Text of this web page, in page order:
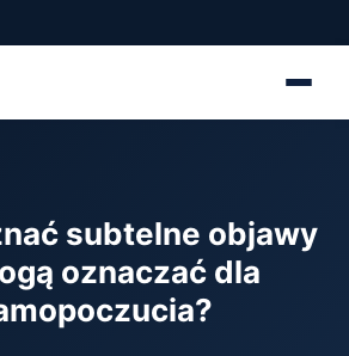
subtelne objawy
oznaczać dla